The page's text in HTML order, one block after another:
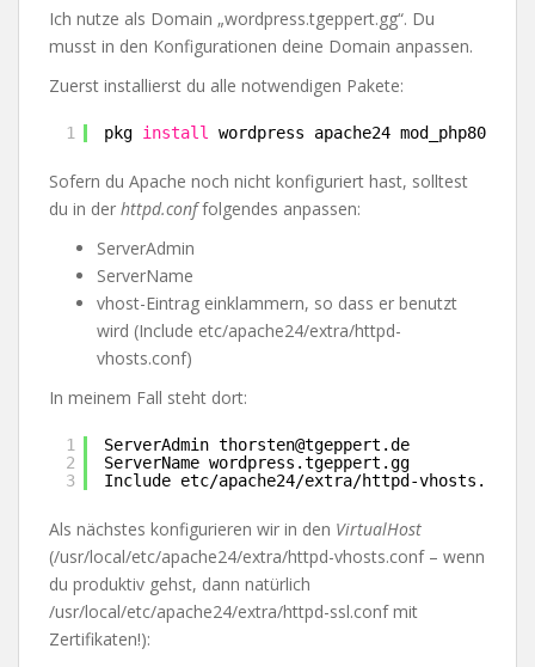
Ich nutze als Domain „wordpress.tgeppert.gg“. Du
musst in den Konfigurationen deine Domain anpassen.
Zuerst installierst du alle notwendigen Pakete:
1 pkg install wordpress apache24 mod_php80
Sofern du Apache noch nicht konfiguriert hast, solltest
du in der httpd.conffolgendes anpassen:
ServerAdmin
ServerName
vhost-Eintrag einklammern, so dass er benutzt
wird (Include etc/apache24/extra/httpd-
vhosts.conf)
In meinem Fall steht dort:
1
2
3
ServerAdmin thorsten@tgeppert.de
ServerName wordpress.tgeppert.gg
Include etc/apache24/extra/httpd-vhosts.conf
Als nächstes konfigurieren wir in den VirtualHost
(/usr/local/etc/apache24/extra/httpd-vhosts.conf – wenn
du produktiv gehst, dann natürlich
/usr/local/etc/apache24/extra/httpd-ssl.conf mit
Zertifikaten!):